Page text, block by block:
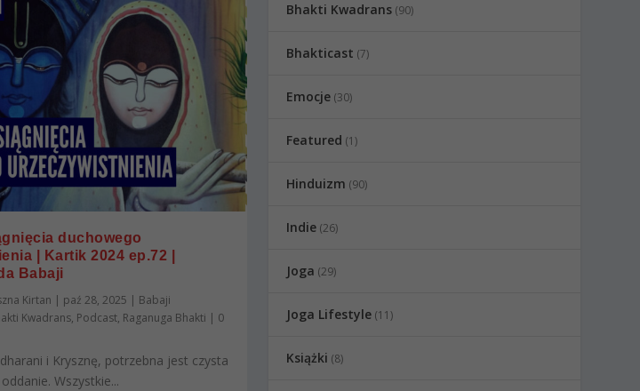
duchowego
| Kartik 2024 ep.72 |
Babaji
Kirtan | paź 28, 2025 | Babaji
Kwadrans, Podcast, Raganuga Bhakti | 0
i Krysznę, potrzebna jest czysta
Wszystkie...
Bhakti Kwadrans(90)
Bhakticast (7)
Emocje(30)
Featured (1)
Hinduizm (90)
Indie(26)
Joga (29)
Joga Lifestyle(11)
Książki (8)